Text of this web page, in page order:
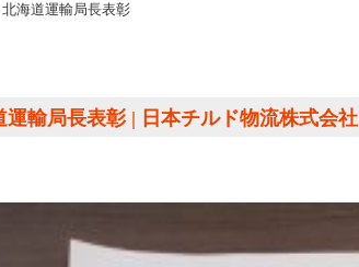
北海道運輸局長表彰
運輸局長表彰 | 日本チルド物流株式会社